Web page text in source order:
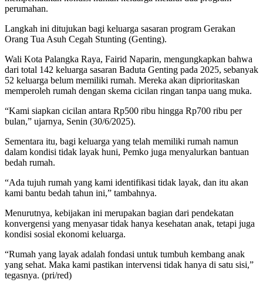
perumahan.
Langkah ini ditujukan bagi keluarga sasaran program Gerakan
Orang Tua Asuh Cegah Stunting (Genting).
Wali Kota Palangka Raya, Fairid Naparin, mengungkapkan bahwa
dari total 142 keluarga sasaran Baduta Genting pada 2025, sebanyak
52 keluarga belum memiliki rumah. Mereka akan diprioritaskan
memperoleh rumah dengan skema cicilan ringan tanpa uang muka.
“Kami siapkan cicilan antara Rp500 ribu hingga Rp700 ribu per
bulan,” ujarnya, Senin (30/6/2025).
Sementara itu, bagi keluarga yang telah memiliki rumah namun
dalam kondisi tidak layak huni, Pemko juga menyalurkan bantuan
bedah rumah.
“Ada tujuh rumah yang kami identifikasi tidak layak, dan itu akan
kami bantu bedah tahun ini,” tambahnya.
Menurutnya, kebijakan ini merupakan bagian dari pendekatan
konvergensi yang menyasar tidak hanya kesehatan anak, tetapi juga
kondisi sosial ekonomi keluarga.
“Rumah yang layak adalah fondasi untuk tumbuh kembang anak
yang sehat. Maka kami pastikan intervensi tidak hanya di satu sisi,”
tegasnya. (pri/red)